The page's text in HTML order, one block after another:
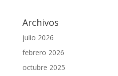
Archivos
julio 2026
febrero 2026
octubre 2025